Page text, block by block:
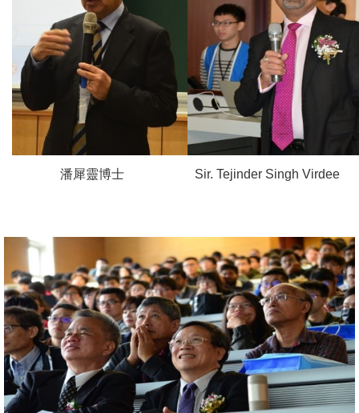
潘犀靈博士 Sir. Tejinder Singh Virdee